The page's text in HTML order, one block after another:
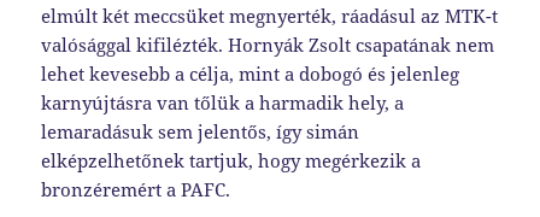
elmúlt két meccsüket megnyerték, ráadásul az MTK-t
valósággal kifilézték. Hornyák Zsolt csapatának nem
lehet kevesebb a célja, mint a dobogó és jelenleg
karnyújtásra van tőlük a harmadik hely, a
lemaradásuk sem jelentős, így simán
elképzelhetőnek tartjuk, hogy megérkezik a
bronzéremért a PAFC.